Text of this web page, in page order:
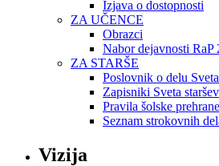
Izjava o dostopnosti
ZA UČENCE
Obrazci
Nabor dejavnosti RaP
ZA STARŠE
Poslovnik o delu
Zapisniki Sveta staršev
Pravila šolske prehrane
Seznam strokovnih
Vizija